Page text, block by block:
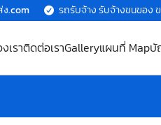
.com รถรับจ้าง รับจ้างขนของ
เราติดต่อเราGalleryแผนที่ Mapบั